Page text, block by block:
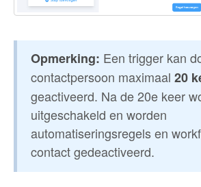
Opmerking: Een trigger kan
contactpersoon maximaal 20
geactiveerd. Na de 20e keer
uitgeschakeld en worden
automatiseringsregels en
contact gedeactiveerd.